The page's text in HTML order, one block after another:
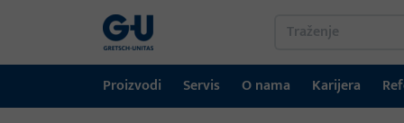
Proizvodi Servis O nama Karijera